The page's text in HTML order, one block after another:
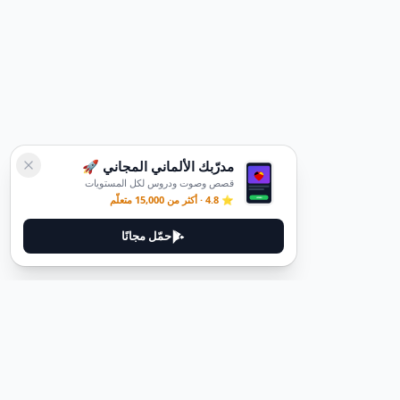
مدرّبك الألماني المجاني 🚀
قصص وصوت ودروس لكل المستويات
⭐ 4.8 · أكثر من 15,000 متعلّم
حمّل مجانًا